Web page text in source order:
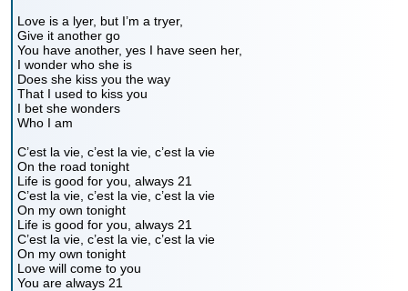
Love is a lyer, but I’m a tryer,
Give it another go
You have another, yes I have seen her,
I wonder who she is
Does she kiss you the way
That I used to kiss you
I bet she wonders
Who I am
C’est la vie, c’est la vie, c’est la vie
On the road tonight
Life is good for you, always 21
C’est la vie, c’est la vie, c’est la vie
On my own tonight
Life is good for you, always 21
C’est la vie, c’est la vie, c’est la vie
On my own tonight
Love will come to you
You are always 21